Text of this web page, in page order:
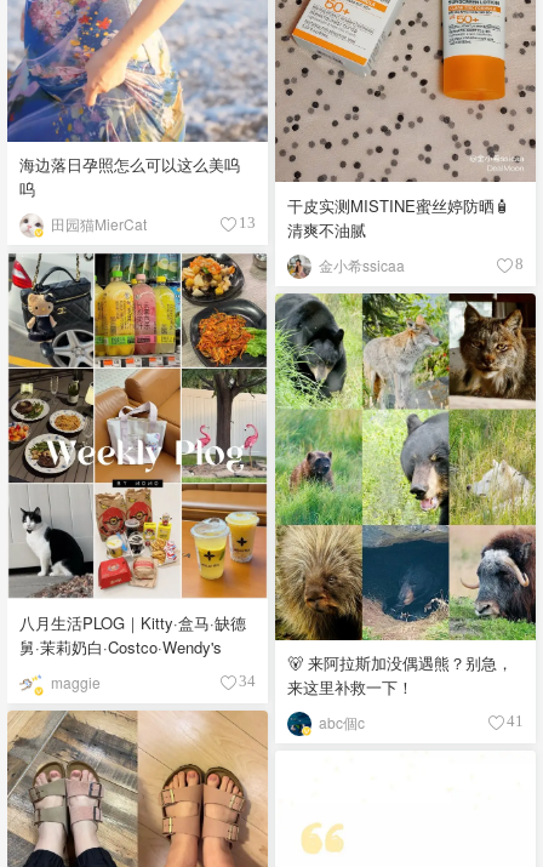
海边落日孕照怎么可以这么美呜
呜
田园猫MierCat 13
干皮实测MISTINE蜜丝婷防晒🧴
清爽不油腻
金小希ssicaa 8
八月生活PLOG｜Kitty·盒马·缺德
舅·茉莉奶白·Costco·Wendy's
maggie 34
🐻 来阿拉斯加没偶遇熊？别急，
来这里补救一下！
abc個c 41